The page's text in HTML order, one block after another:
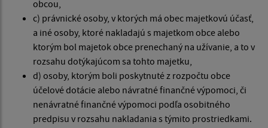
obcou,
c) právnické osoby, v ktorých má obec majetkovú účasť,
a iné osoby, ktoré nakladajú s majetkom obce alebo
ktorým bol majetok obce prenechaný na užívanie, a to v
rozsahu dotýkajúcom sa tohto majetku,
d) osoby, ktorým boli poskytnuté z rozpočtu obce
účelové dotácie alebo návratné finančné výpomoci, či
nenávratné finančné výpomoci podľa osobitného
predpisu v rozsahu nakladania s týmito prostriedkami.